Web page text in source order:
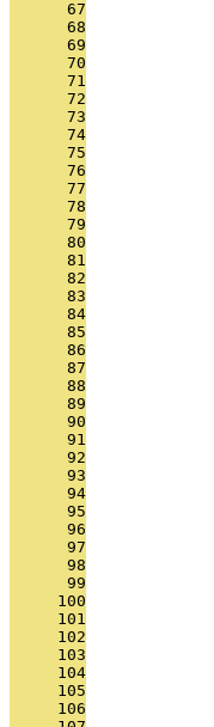
      67
      68
      69
      70
      71
      72
      73
      74
      75
      76
      77
      78
      79
      80
      81
      82
      83
      84
      85
      86
      87
      88
      89
      90
      91
      92
      93
      94
      95
      96
      97
      98
      99
     100
     101
     102
     103
     104
     105
     106